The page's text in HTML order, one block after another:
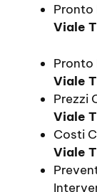
Pronto
Viale
Pronto
Viale
Prezzi
Viale
Costi
Viale